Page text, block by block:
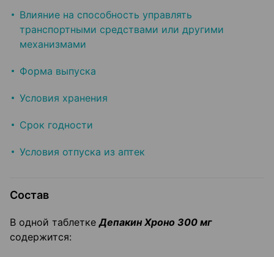
Влияние на способность управлять
транспортными средствами или другими
механизмами
Форма выпуска
Условия хранения
Срок годности
Условия отпуска из аптек
Состав
В одной таблеткеДепакин Хроно 300 мг
содержится: